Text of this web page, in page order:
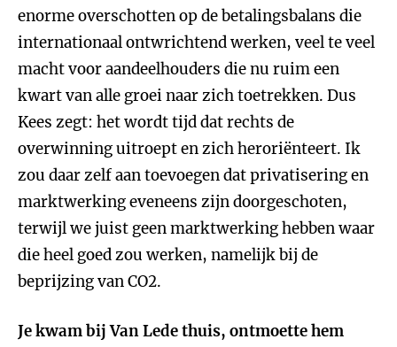
enorme overschotten op de betalingsbalans die
internationaal ontwrichtend werken, veel te veel
macht voor aandeelhouders die nu ruim een
kwart van alle groei naar zich toetrekken. Dus
Kees zegt: het wordt tijd dat rechts de
overwinning uitroept en zich heroriënteert. Ik
zou daar zelf aan toevoegen dat privatisering en
marktwerking eveneens zijn doorgeschoten,
terwijl we juist geen marktwerking hebben waar
die heel goed zou werken, namelijk bij de
beprijzing van CO2.
Je kwam bij Van Lede thuis, ontmoette hem